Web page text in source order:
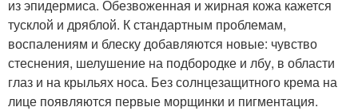
из эпидермиса. Обезвоженная и жирная кожа кажется
тусклой и дряблой. К стандартным проблемам,
воспалениям и блеску добавляются новые: чувство
стеснения, шелушение на подбородке и лбу, в области
глаз и на крыльях носа. Без солнцезащитного крема на
лице появляются первые морщинки и пигментация.